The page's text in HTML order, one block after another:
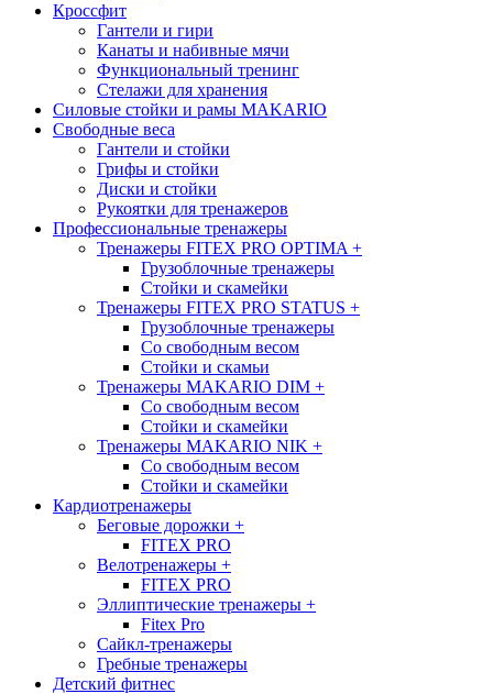
Кроссфит
Гантели и гири
Канаты и набивные мячи
Функциональный тренинг
Стелажи для хранения
Силовые стойки и рамы MAKARIO
Свободные веса
Гантели и стойки
Грифы и стойки
Диски и стойки
Рукоятки для тренажеров
Профессиональные тренажеры
Тренажеры FITEX PRO OPTIMA +
Грузоблочные тренажеры
Стойки и скамейки
Тренажеры FITEX PRO STATUS +
Грузоблочные тренажеры
Со свободным весом
Стойки и скамьи
Тренажеры MAKARIO DIM +
Со свободным весом
Стойки и скамейки
Тренажеры MAKARIO NIK +
Со свободным весом
Стойки и скамейки
Кардиотренажеры
Беговые дорожки +
FITEX PRO
Велотренажеры +
FITEX PRO
Эллиптические тренажеры +
Fitex Pro
Сайкл-тренажеры
Гребные тренажеры
Детский фитнес